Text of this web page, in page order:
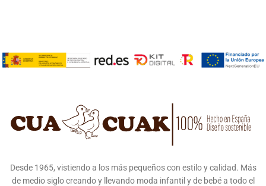
Desde 1965, vistiendo a los más pequeños con estilo y calidad. Más
de medio siglo creando y llevando moda infantil y de bebé a todo el